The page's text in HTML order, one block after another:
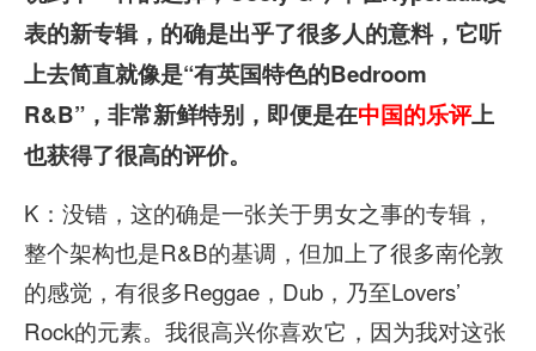
表的新专辑，的确是出乎了很多人的意料，它听
上去简直就像是“有英国特色的Bedroom
R&B” ，非常新鲜特别，即便是在中国的乐评上
也获得了很高的评价。
K：没错，这的确是一张关于男女之事的专辑，
整个架构也是R&B的基调，但加上了很多南伦敦
的感觉，有很多Reggae，Dub，乃至Lovers’
Rock的元素。我很高兴你喜欢它，因为我对这张